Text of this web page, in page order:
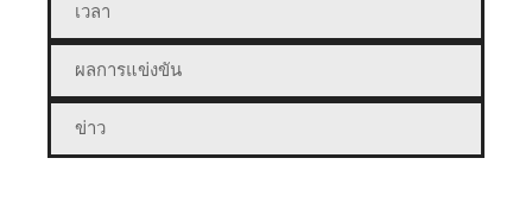
เวลา
ผลการแข่งขัน
ข่าว